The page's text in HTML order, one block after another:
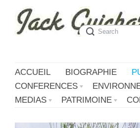
ACCUEIL BIOGRAPHIE
CONFERENCES
MEDIAS
PATRIMOINE